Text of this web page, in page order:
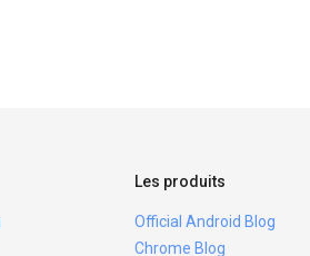
Les produits
Official Android Blog
Chrome Blog